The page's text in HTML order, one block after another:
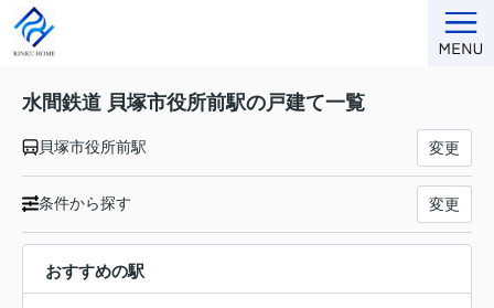
水間鉄道 貝塚市役所前駅の戸建て一覧
貝塚市役所前駅 変更
条件から探す 変更
おすすめの駅